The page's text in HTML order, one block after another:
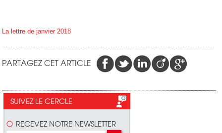
La lettre de janvier 2018
PARTAGEZ CET ARTICLE
SUIVEZ LE CERCLE
RECEVEZ NOTRE NEWSLETTER